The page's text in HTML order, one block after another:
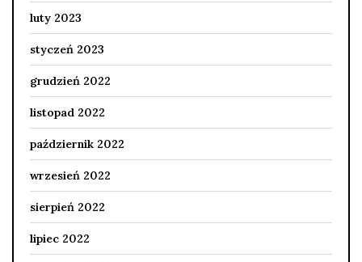
luty 2023
styczeń 2023
grudzień 2022
listopad 2022
październik 2022
wrzesień 2022
sierpień 2022
lipiec 2022